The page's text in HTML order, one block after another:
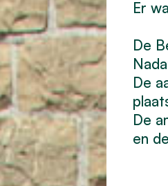
Er
De
De
De
en